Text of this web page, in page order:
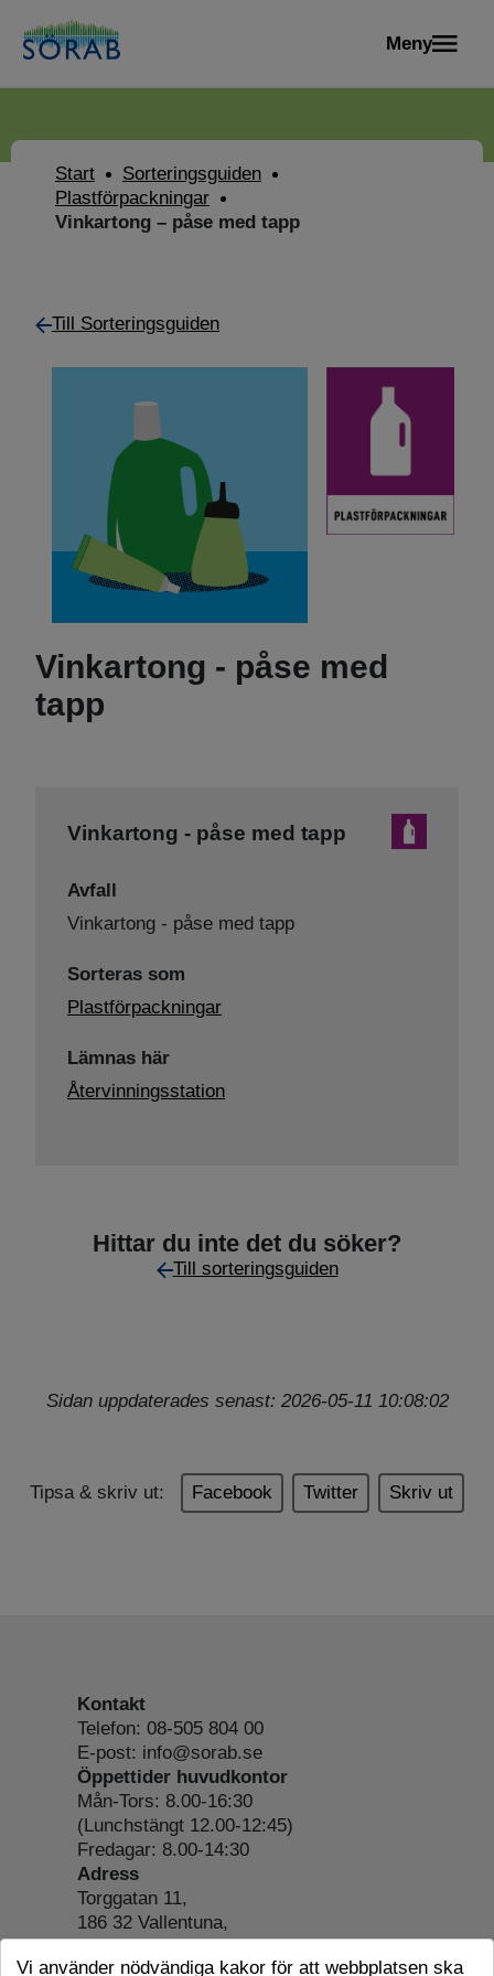
Meny
Start
Sorteringsguiden
Plastförpackningar
Vinkartong – påse med tapp
Till Sorteringsguiden
Vinkartong - påse med
tapp
Vinkartong - påse med tapp
Avfall
Vinkartong - påse med tapp
Sorteras som
Plastförpackningar
Lämnas här
Återvinningsstation
Hittar du inte det du söker?
Till sorteringsguiden
Sidan uppdaterades senast: 2026-05-11 10:08:02
Tipsa & skriv ut: Facebook Twitter Skriv ut
Kontakt
Telefon: 08-505 804 00
E-post: info@sorab.se
Öppettider huvudkontor
Mån-Tors: 8.00-16:30
(Lunchstängt 12.00-12:45)
Fredagar: 8.00-14:30
Adress
Torggatan 11,
186 32 Vallentuna,
Org.nr: 556197-4022
Om webbplatsen
Vi använder nödvändiga kakor för att webbplatsen ska